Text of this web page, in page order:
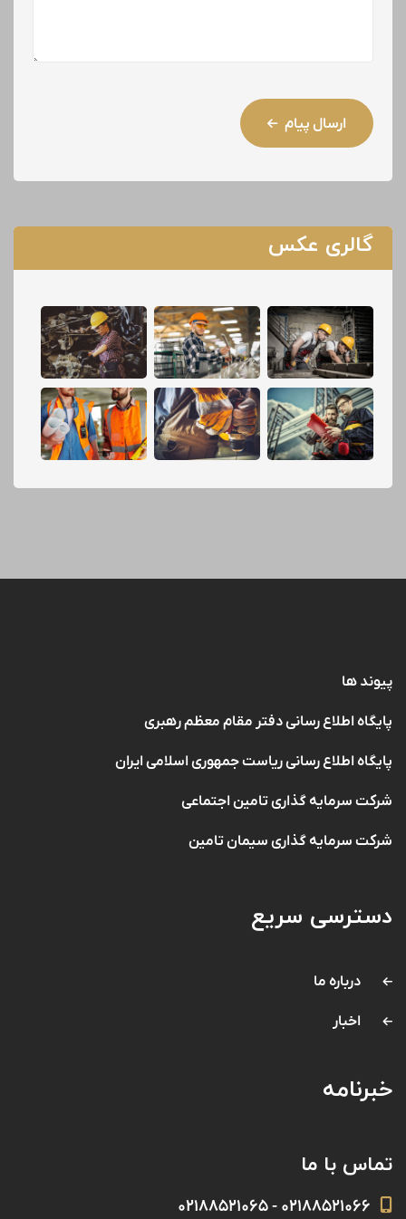
ارسال پیام
گالری عکس
پیوند ها
پایگاه اطلاع رسانی دفتر مقام معظم رهبری
پایگاه اطلاع رسانی ریاست جمهوری اسلامی ایران
شرکت سرمایه گذاری تامین اجتماعی
شرکت سرمایه گذاری سیمان تامین
دسترسی سریع
درباره ما
اخبار
خبرنامه
تماس با ما
۰۲۱۸۸۵۲۱۰۶۶ - ۰۲۱۸۸۵۲۱۰۶۵